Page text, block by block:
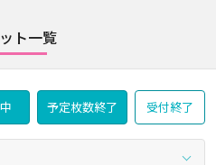
ト一覧
予定枚数終了 受付終了